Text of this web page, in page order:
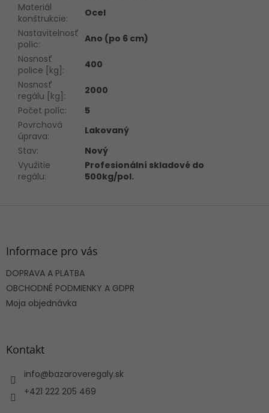
Materiál
konštrukcie:
Ocel
Nastavitelnosť
políc:
Ano (po 6 cm)
Nosnosť
police [kg] :
400
Nosnosť
regálu [kg] :
2000
Počet políc:
5
Povrchová
úprava:
Lakovaný
Stav:
Nový
Využitie
regálu:
Profesionální skladové do
500kg/pol.
Informace pro vás
DOPRAVA A PLATBA
OBCHODNÉ PODMIENKY A GDPR
Moja objednávka
Kontakt
info@bazaroveregaly.sk
+421 222 205 469